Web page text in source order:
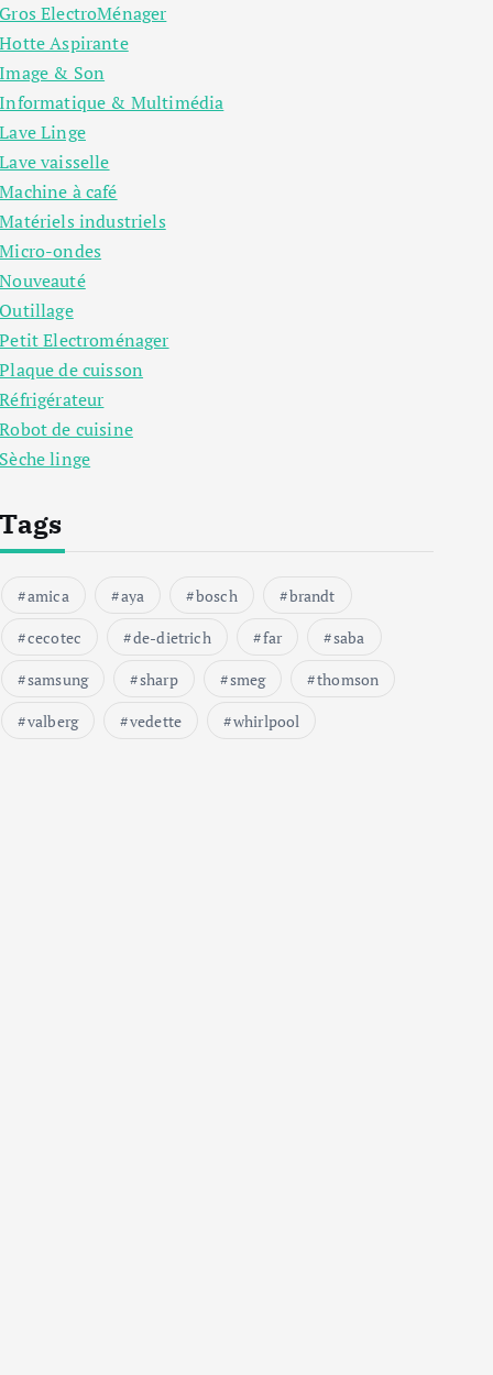
Gros ElectroMénager
Hotte Aspirante
Image & Son
Informatique & Multimédia
Lave Linge
Lave vaisselle
Machine à café
Matériels industriels
Micro-ondes
Nouveauté
Outillage
Petit Electroménager
Plaque de cuisson
Réfrigérateur
Robot de cuisine
Sèche linge
Tags
amica aya bosch
brandt
cecotec
de-dietrich far
saba
samsung
sharp smeg
thomson
valberg
vedette whirlpool